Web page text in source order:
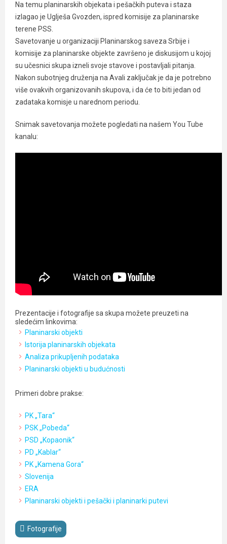
Na temu planinarskih objekata i pešačkih puteva i staza
izlagao je Uglješa Gvozden, ispred komisije za planinarske
terene PSS.
Savetovanje u organizaciji Planinarskog saveza Srbije i
komisije za planinarske objekte završeno je diskusijom u kojoj
su učesnici skupa izneli svoje stavove i postavljali pitanja.
Nakon subotnjeg druženja na Avali zaključak je da je potrebno
više ovakvih organizovanih skupova, i da će to biti jedan od
zadataka komisje u narednom periodu.
Snimak savetovanja možete pogledati na našem You Tube
kanalu:
Prezentacije i fotografije sa skupa možete preuzeti na
sledećim linkovima:
Planinarski objekti
Istorija planinarskih objekata
Analiza prikupljenih podataka
Planinarski objekti u budućnosti
Primeri dobre prakse:
PK „Tara“
PSK „Pobeda“
PSD „Kopaonik“
PD „Kablar“
PK „Kamena Gora“
Slovenija
ERA
Planinarski objekti i pešački i planinarki putevi
Fotografije